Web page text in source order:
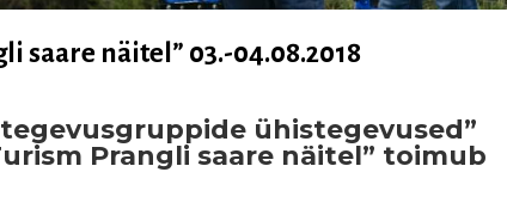
näitel” 03.-04.08.2018
ühistegevused”
Prangli saare näitel” toimub